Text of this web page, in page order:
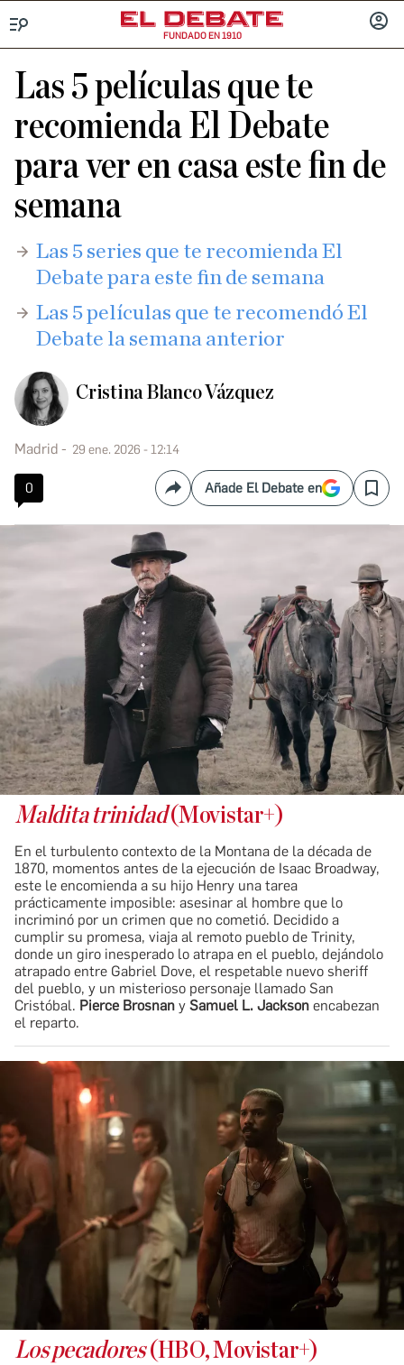
FUNDADO EN 1910
Las 5 películas que te
recomienda El Debate
para ver en casa este fin de
semana
Las 5 series que te recomienda El
Debate para este fin de semana
Las 5 películas que te recomendó El
Debate la semana anterior
Cristina Blanco Vázquez
Madrid 29 ene. 2026 - 12:14
0 CompartirAñade El Debate en Save
Maldita trinidad(Movistar+)
En el turbulento contexto de la Montana de la década de
1870, momentos antes de la ejecución de Isaac Broadway,
este le encomienda a su hijo Henry una tarea
prácticamente imposible: asesinar al hombre que lo
incriminó por un crimen que no cometió. Decidido a
cumplir su promesa, viaja al remoto pueblo de Trinity,
donde un giro inesperado lo atrapa en el pueblo, dejándolo
atrapado entre Gabriel Dove, el respetable nuevo sheriff
del pueblo, y un misterioso personaje llamado San
Cristóbal. Pierce Brosnan y Samuel L. Jackson encabezan
el reparto.
Los pecadores(HBO, Movistar+)